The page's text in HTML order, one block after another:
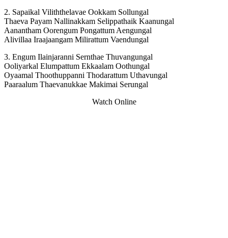
2. Sapaikal Viliththelavae Ookkam Sollungal
Thaeva Payam Nallinakkam Selippathaik Kaanungal
Aanantham Oorengum Pongattum Aengungal
Alivillaa Iraajaangam Milirattum Vaendungal
3. Engum Ilainjaranni Sernthae Thuvangungal
Ooliyarkal Elumpattum Ekkaalam Oothungal
Oyaamal Thoothuppanni Thodarattum Uthavungal
Paaraalum Thaevanukkae Makimai Serungal
Watch Online